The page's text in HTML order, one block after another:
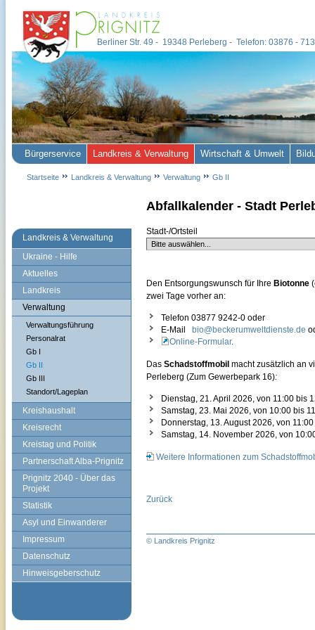
Landkreis & Verwaltung
Ukraine - Hilfe
Aktuelles
Landkreis
Verwaltung
Verwaltungsführung
Personalrat
Gb I
Gb II
Gb III
Standort/Lageplan
Kreishaushalt
Kreisrecht
Kreistag und Politik
Partnerschaft Alba-Prignitz
Prignitz 2040 - Über das
Projekt
Statistik
Asyl und Einwanderer
Impressum
Datenschutz
Hinweisgeberschutz
Abfallkalender - Stadt
Stadt-/Ortsteil
Den Entsorgungswunsch für Ihre Biotonne
zwei Tage vorher an:
Telefon 03877 9242-0 oder
E-Mail
bio@beckerumweltdienste.de
Online-Formular.
Das Schadstoffmobil macht zusätzlich an
Perleberg (Zum Gewerbepark 16):
Dienstag, 21. April 2026, von 11:00 bis
Samstag, 23. Mai 2026, von 10:00 bis
Donnerstag, 13. August 2026, von
Samstag, 14. November 2026, von
Weitere Informationen zum
Zurück
© Landkreis Prignitz
Berliner Str. 49 - 19348 Perleberg - Telefon: 03876 -
Bürgerservice Landkreis & Verwaltung Wirtschaft & Umwelt
Startseite Landkreis & Verwaltung Verwaltung Gb II